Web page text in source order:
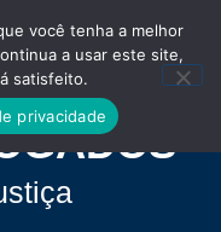
você tenha a melhor
a usar este site,
satisfeito.
privacidade